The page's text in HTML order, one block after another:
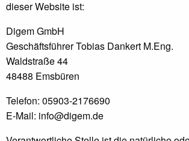
dieser Website ist:
Digem GmbH
Geschäftsführer Tobias Dankert M.Eng.
Waldstraße 44
48488 Emsbüren
Telefon: 05903-2176690
E-Mail: info@digem.de